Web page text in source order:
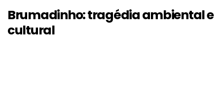
Brumadinho: tragédia ambiental e
cultural